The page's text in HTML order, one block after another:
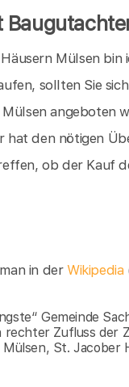
Mülsen
sollten Sie
Mülsen angeboten
hat den nötigen
ob der Kauf
in derWikipedia
Gemeinde
rechter Zufluss der
St. Jacober